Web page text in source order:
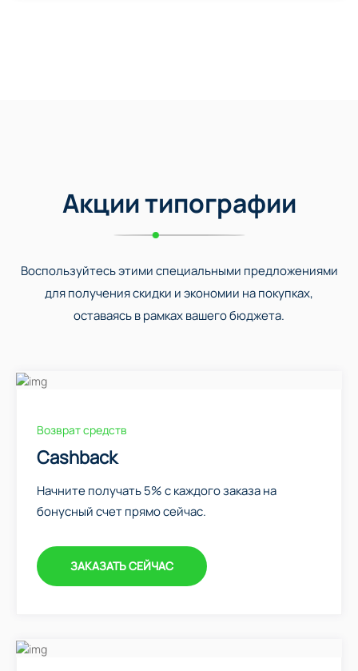
Акции типографии
Воспользуйтесь этими специальными предложениями
для получения скидки и экономии на покупках,
оставаясь в рамках вашего бюджета.
Возврат средств
Cashback
Начните получать 5% с каждого заказа на
бонусный счет прямо сейчас.
ЗАКАЗАТЬ СЕЙЧАС